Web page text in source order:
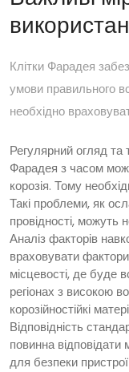
Клітки Фарадея
умови правильного
необхідно
Регулярний огляд та
Фарадея з часом
корозія. Тому
Такі проблеми, як
провідності, можуть
Аналіз факторів
враховувати
місцевості, де буде
регіонах з високою
корозійностійкі
Відповідність
повинна
для безпеки